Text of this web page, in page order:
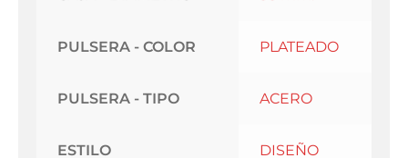
PULSERA - COLOR PLATEADO
PULSERA - TIPO ACERO
ESTILO DISEÑO